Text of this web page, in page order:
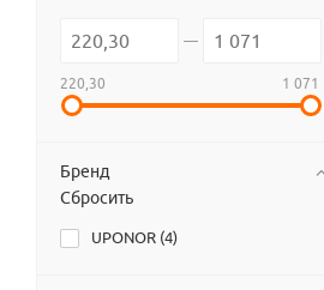
220,30 1 071
Бренд
Сбросить
UPONOR (4)